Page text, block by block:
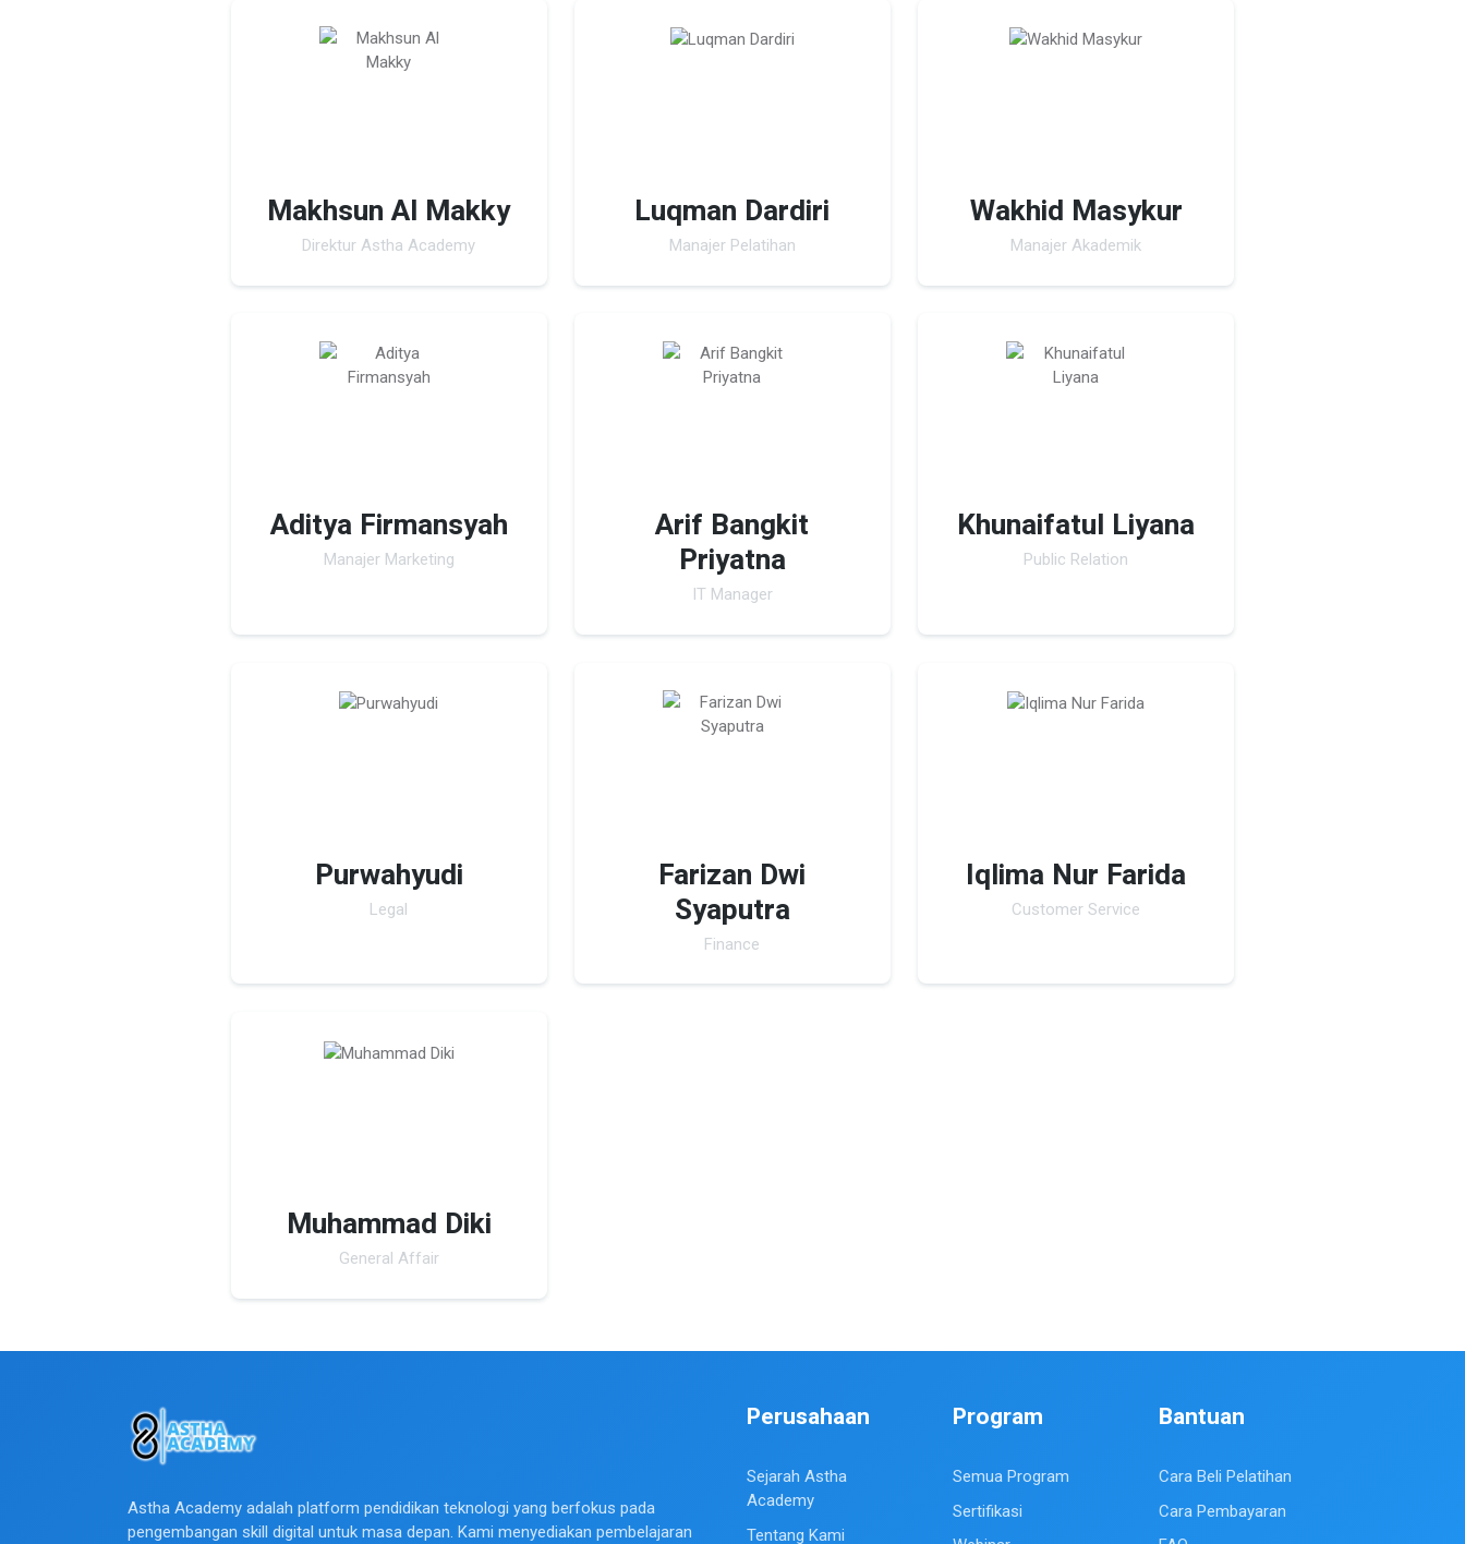
Makhsun Al Makky
Direktur Astha Academy
Luqman Dardiri
Manajer Pelatihan
Wakhid Masykur
Manajer Akademik
Aditya Firmansyah
Manajer Marketing
Arif Bangkit
Priyatna
IT Manager
Khunaifatul Liyana
Public Relation
Purwahyudi
Legal
Farizan Dwi
Syaputra
Finance
Iqlima Nur Farida
Customer Service
Muhammad Diki
General Affair
Astha Academy adalah platform pendidikan teknologi yang berfokus pada
pengembangan skill digital untuk masa depan. Kami menyediakan pembelajaran
Perusahaan
Sejarah Astha
Academy
Tentang Kami
Program
Semua Program
Sertifikasi
Bantuan
Cara Beli Pelatihan
Cara Pembayaran